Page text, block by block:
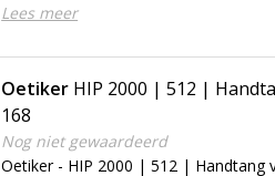
Lees meer
Oetiker HIP 2000 | 512 |
168
Nog niet gewaardeerd
Oetiker - HIP 2000 | 512 | Handtang